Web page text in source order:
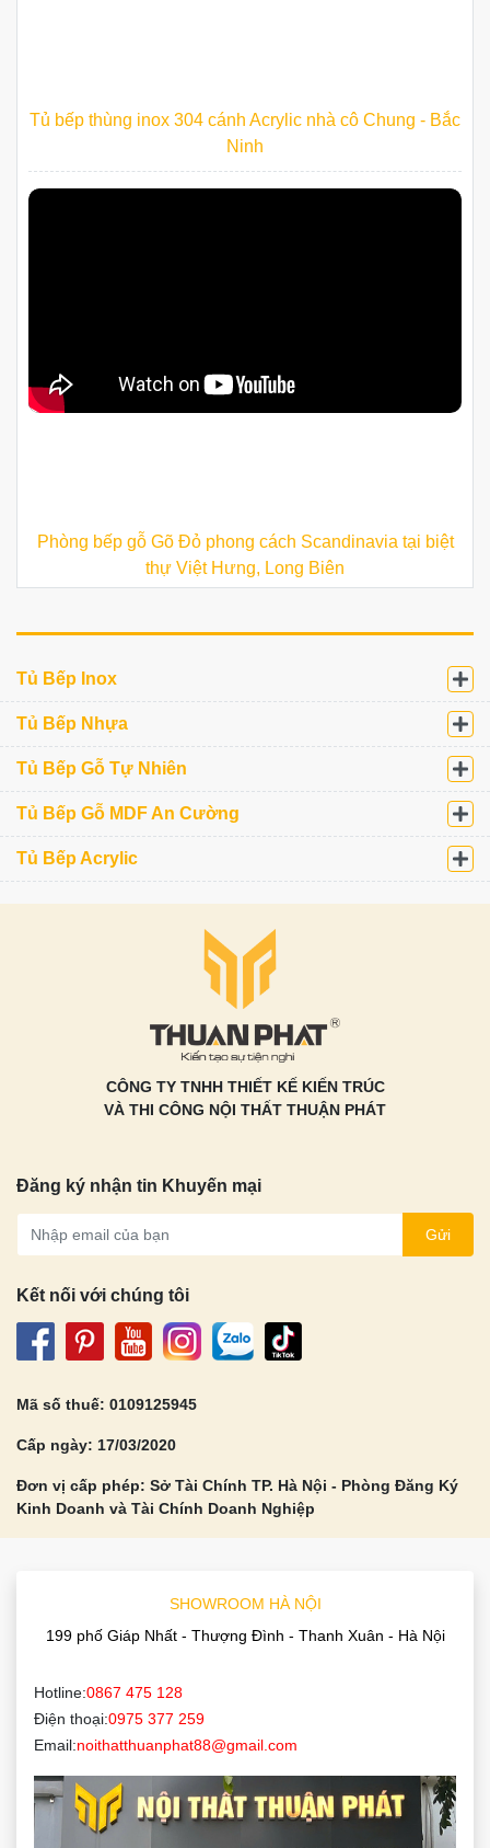
Tủ bếp thùng inox 304 cánh Acrylic nhà cô Chung - Bắc
Ninh
Phòng bếp gỗ Gõ Đỏ phong cách Scandinavia tại biệt
thự Việt Hưng, Long Biên
Tủ Bếp Inox
Tủ Bếp Nhựa
Tủ Bếp Gỗ Tự Nhiên
Tủ Bếp Gỗ MDF An Cường
Tủ Bếp Acrylic
CÔNG TY TNHH THIẾT KẾ KIẾN TRÚC
VÀ THI CÔNG NỘI THẤT THUẬN PHÁT
Đăng ký nhận tin Khuyến mại
Gửi
Kết nối với chúng tôi
Mã số thuế: 0109125945
Cấp ngày: 17/03/2020
Đơn vị cấp phép: Sở Tài Chính TP. Hà Nội - Phòng Đăng Ký
Kinh Doanh và Tài Chính Doanh Nghiệp
SHOWROOM HÀ NỘI
199 phố Giáp Nhất - Thượng Đình - Thanh Xuân - Hà Nội
Hotline:0867 475 128
Điện thoại:0975 377 259
Email:noithatthuanphat88@gmail.com